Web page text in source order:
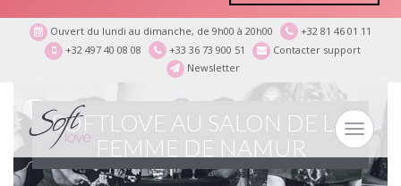
Ouvert du lundi au dimanche, de 9h00 à 20h00
+32 81 46 01 11
+32 497 40 08 08
+33 36 73 900 51
Contacter support
Newsletter
Toggle
SOFTLOVE AU SALON DE LA
FEMME DE NAMUR